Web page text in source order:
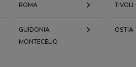
ROMA TIVOLI
GUIDONIA
MONTECELIO
OSTIA